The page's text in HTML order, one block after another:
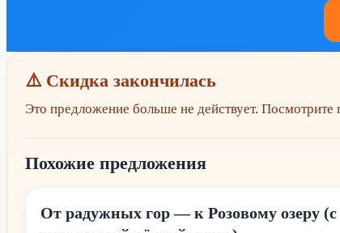
⚠️ Скидка закончилась
Это предложение больше не действует.
Похожие предложения
От радужных гор — к Розовому озеру (с